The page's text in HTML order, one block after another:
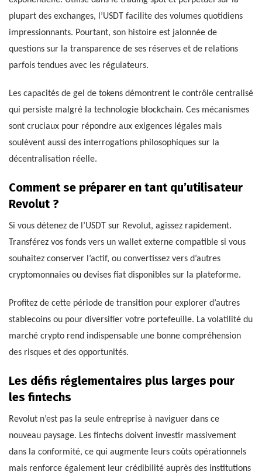
plupart des exchanges, l’USDT facilite des volumes quotidiens
impressionnants. Pourtant, son histoire est jalonnée de
questions sur la transparence de ses réserves et de relations
parfois tendues avec les régulateurs.
Les capacités de gel de tokens démontrent le contrôle centralisé
qui persiste malgré la technologie blockchain. Ces mécanismes
sont cruciaux pour répondre aux exigences légales mais
soulèvent aussi des interrogations philosophiques sur la
décentralisation réelle.
Comment se préparer en tant qu’utilisateur
Revolut ?
Si vous détenez de l’USDT sur Revolut, agissez rapidement.
Transférez vos fonds vers un wallet externe compatible si vous
souhaitez conserver l’actif, ou convertissez vers d’autres
cryptomonnaies ou devises fiat disponibles sur la plateforme.
Profitez de cette période de transition pour explorer d’autres
stablecoins ou pour diversifier votre portefeuille. La volatilité du
marché crypto rend indispensable une bonne compréhension
des risques et des opportunités.
Les défis réglementaires plus larges pour
les fintechs
Revolut n’est pas la seule entreprise à naviguer dans ce
nouveau paysage. Les fintechs doivent investir massivement
dans la conformité, ce qui augmente leurs coûts opérationnels
mais renforce également leur crédibilité auprès des institutions